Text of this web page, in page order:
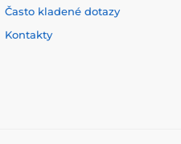
která potvrzuje jejich
Často kladené dotazy
Kontakty